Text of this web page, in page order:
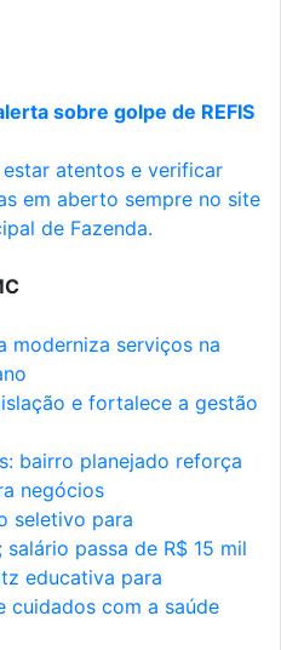
sobre golpe de REFIS
atentos e verificar
em aberto sempre no site
de Fazenda.
moderniza serviços na
e fortalece a gestão
bairro planejado reforça
negócios
seletivo para
passa de R$ 15 mil
educativa para
cuidados com a saúde